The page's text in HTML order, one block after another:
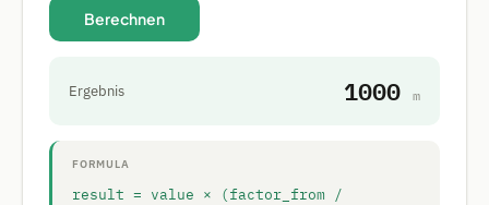
Berechnen
Ergebnis 1000 m
FORMULA
result = value × (factor_from /